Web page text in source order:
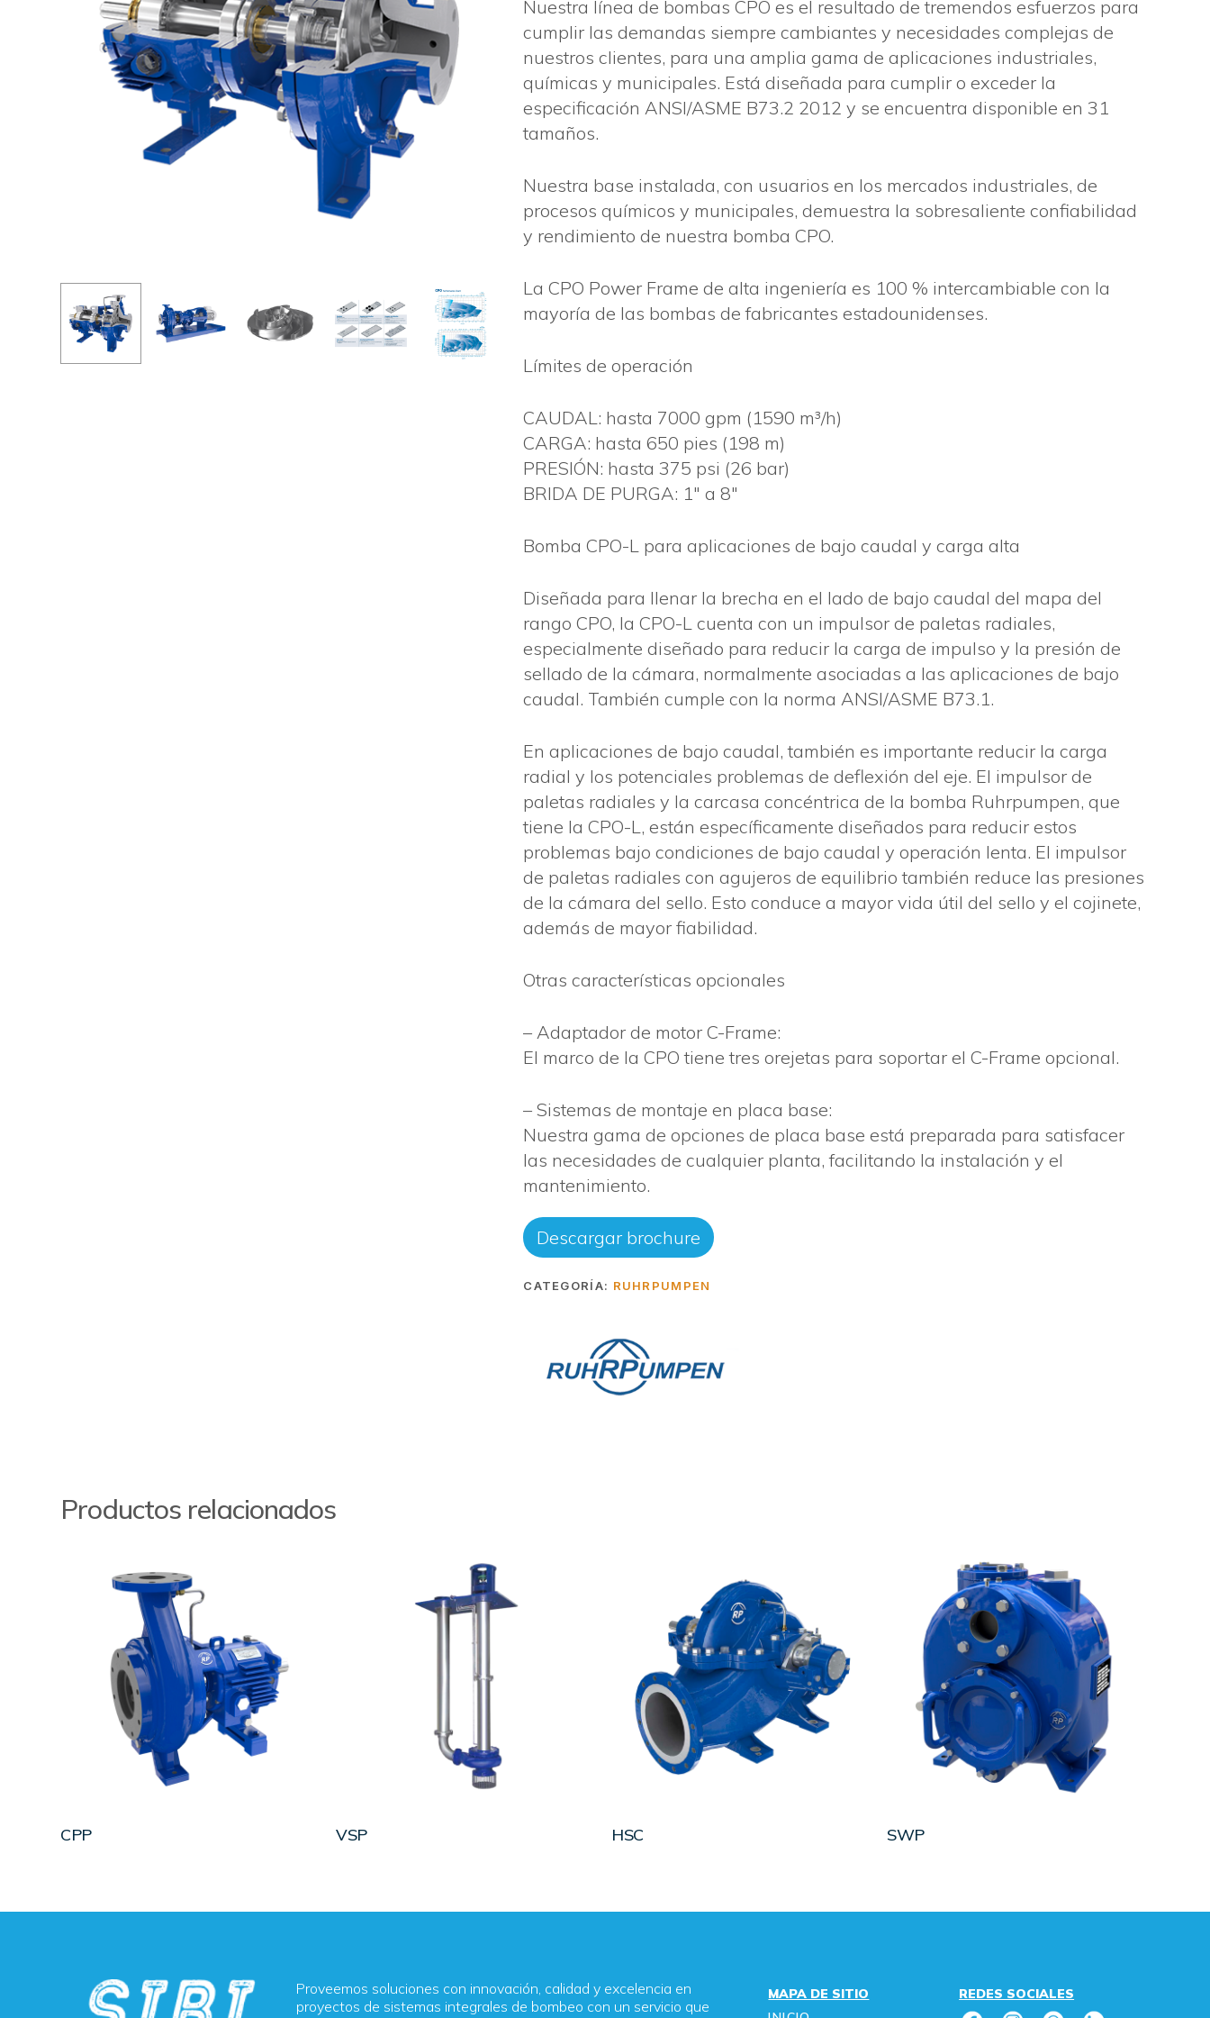
Nuestra línea de bombas CPO es el resultado de tremendos esfuerzos para
cumplir las demandas siempre cambiantes y necesidades complejas de
nuestros clientes, para una amplia gama de aplicaciones industriales,
químicas y municipales. Está diseñada para cumplir o exceder la
especificación ANSI/ASME B73.2 2012 y se encuentra disponible en 31
tamaños.
Nuestra base instalada, con usuarios en los mercados industriales, de
procesos químicos y municipales, demuestra la sobresaliente confiabilidad
y rendimiento de nuestra bomba CPO.
La CPO Power Frame de alta ingeniería es 100 % intercambiable con la
mayoría de las bombas de fabricantes estadounidenses.
Límites de operación
CAUDAL: hasta 7000 gpm (1590 m³/h)
CARGA: hasta 650 pies (198 m)
PRESIÓN: hasta 375 psi (26 bar)
BRIDA DE PURGA: 1″ a 8″
Bomba CPO-L para aplicaciones de bajo caudal y carga alta
Diseñada para llenar la brecha en el lado de bajo caudal del mapa del
rango CPO, la CPO-L cuenta con un impulsor de paletas radiales,
especialmente diseñado para reducir la carga de impulso y la presión de
sellado de la cámara, normalmente asociadas a las aplicaciones de bajo
caudal. También cumple con la norma ANSI/ASME B73.1.
En aplicaciones de bajo caudal, también es importante reducir la carga
radial y los potenciales problemas de deflexión del eje. El impulsor de
paletas radiales y la carcasa concéntrica de la bomba Ruhrpumpen, que
tiene la CPO-L, están específicamente diseñados para reducir estos
problemas bajo condiciones de bajo caudal y operación lenta. El impulsor
de paletas radiales con agujeros de equilibrio también reduce las presiones
de la cámara del sello. Esto conduce a mayor vida útil del sello y el cojinete,
además de mayor fiabilidad.
Otras características opcionales
– Adaptador de motor C-Frame:
El marco de la CPO tiene tres orejetas para soportar el C-Frame opcional.
– Sistemas de montaje en placa base:
Nuestra gama de opciones de placa base está preparada para satisfacer
las necesidades de cualquier planta, facilitando la instalación y el
mantenimiento.
Descargar brochure
CATEGORÍA: RUHRPUMPEN
Productos relacionados
CPP VSP HSC SWP
Proveemos soluciones con innovación, calidad y excelencia en
proyectos de sistemas integrales de bombeo con un servicio que
MAPA DE SITIO
REDES SOCIALES